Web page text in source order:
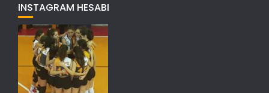
INSTAGRAM HESABI